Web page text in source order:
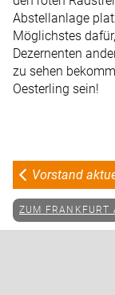
Abstellanlage
Möglichstes
Dezernenten
zu sehen
Oesterling sein!
Vorstand
ZUM FRANKFURT